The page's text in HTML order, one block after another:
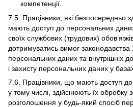
компетенції.
7.5. Працівники, які безпосередньо
мають доступ до персональних
своїх службових (трудових)
дотримуватись вимог законодавства
персональних даних та внутрішніх
і захисту персональних даних у
7.6. Працівники, що мають доступ
у тому числі, здійснюють їх обробку
розголошення у будь-який спосіб